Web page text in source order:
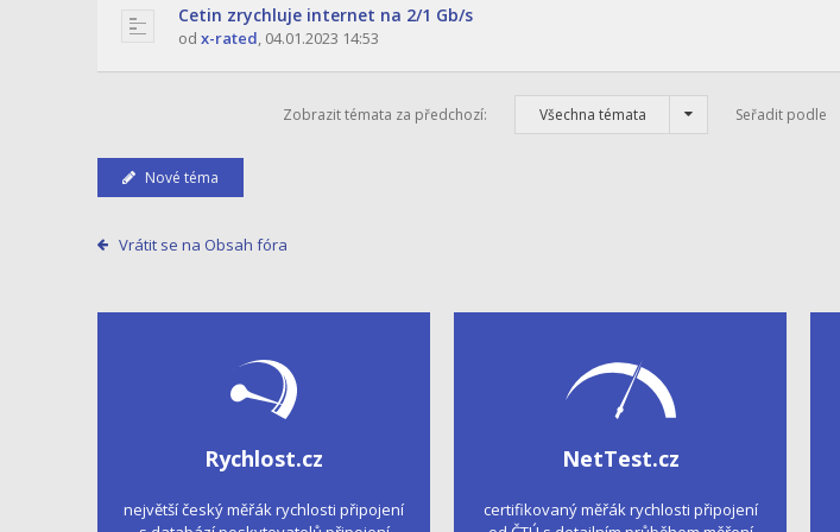
Cetin zrychluje internet na 2/1 Gb/s
od x-rated, 04.01.2023 14:53
Zobrazit témata za předchozí: Všechna témata Seřadit podle
Nové téma
Vrátit se na Obsah fóra
Rychlost.cz
největší český měřák rychlosti připojení
NetTest.cz
certifikovaný měřák rychlosti připojení